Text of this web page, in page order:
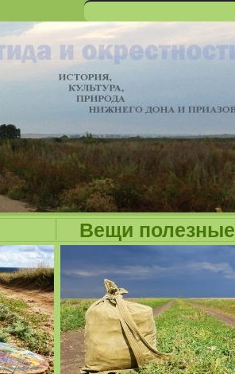
Форма
поиска
Поиск
Вещи полезные